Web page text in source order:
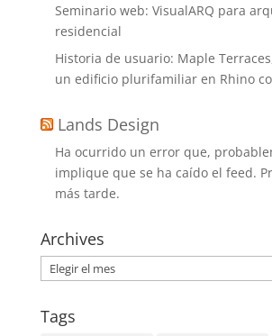
Seminario web: VisualARQ para
residencial
Historia de usuario: Maple
un edificio plurifamiliar en Rhino
Lands Design
Ha ocurrido un error que,
implique que se ha caído el feed.
más tarde.
Archives
Archives
Tags